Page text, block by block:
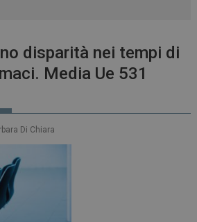
disparità nei tempi di
Media Ue 531
Di Chiara